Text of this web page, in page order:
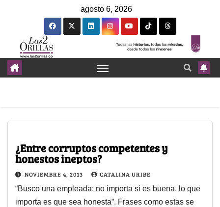
agosto 6, 2026
¿Entre corruptos competentes y
honestos ineptos?
NOVIEMBRE 4, 2013 CATALINA URIBE
“Busco una empleada; no importa si es buena, lo que
importa es que sea honesta”. Frases como estas se